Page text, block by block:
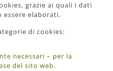
grazie ai quali i dati
essere elaborati.
di cookies:
necessari – per la
del sito web.